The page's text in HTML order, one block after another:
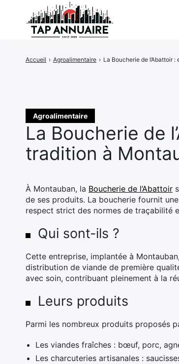
Accueil › Agroalimentaire › La Boucherie de l’Abattoir
Agroalimentaire
La Boucherie de
tradition à
À Montauban, la Boucherie de l’Abattoir
de ses produits. La boucherie fournit
respect strict des normes de traçabilité
Qui sont-ils ?
Cette entreprise, implantée à
distribution de viande de première
avec soin, contribuant pleinement à la
Leurs produits
Parmi les nombreux produits proposés
Les viandes fraîches : bœuf, porc,
Les charcuteries artisanales :